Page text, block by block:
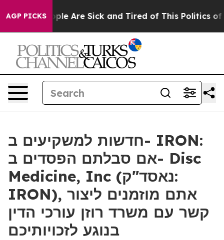
AGP PICKS
“People Are Sick and Tired of This Politics of
חדשות למשקיעים ב- IRON:
אם סבלתם הפסדים ב- Disc
Medicine, Inc (נאסד"ק:
IRON), אתם מוזמנים ליצור
קשר עם משרד רוזן עורכי הדין
בנוגע לזכויותיכם